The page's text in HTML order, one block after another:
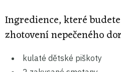
Ingredience, které
zhotovení nepečeného
kulaté dětské piškoty